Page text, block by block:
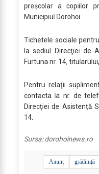
preşcolar a copiilor
Municipiul Dorohoi.
Tichetele sociale
la sediul Direcţiei de
Furtuna nr. 14,
Pentru relaţii
contacta la nr. de
Direcţiei de Asistență
14.
Sursa:dorohoinews.ro
Anunț grădiniţă